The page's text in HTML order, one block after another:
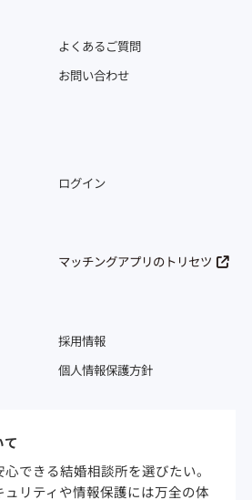
よくあるご質問
お問い合わせ
ログイン
マッチングアプリのトリセツ
採用情報
個人情報保護方針
できる結婚相談所を選びたい。
リティや情報保護には万全の体